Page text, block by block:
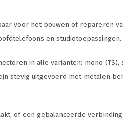
voor het bouwen of repareren
en studiotoepassingen.
in alle varianten: mono
stevig uitgevoerd met metalen
of een gebalanceerde